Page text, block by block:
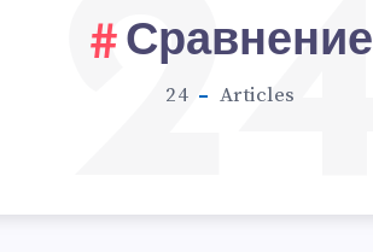
Сравнение
24 Articles
24